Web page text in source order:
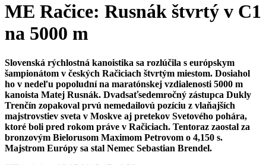
ME Račice: Rusnák štvrtý v C1
na 5000 m
Slovenská rýchlostná kanoistika sa rozlúčila s európskym
šampionátom v českých Račiciach štvrtým miestom. Dosiahol
ho v nedeľu popoludní na maratónskej vzdialenosti 5000 m
kanoista Matej Rusnák. Dvadsaťsedemročný zástupca Dukly
Trenčín zopakoval prvú nemedailovú pozíciu z vlaňajších
majstrovstiev sveta v Moskve aj pretekov Svetového pohára,
ktoré boli pred rokom práve v Račiciach. Tentoraz zaostal za
bronzovým Bielorusom Maximom Petrovom o 4,150 s.
Majstrom Európy sa stal Nemec Sebastian Brendel.